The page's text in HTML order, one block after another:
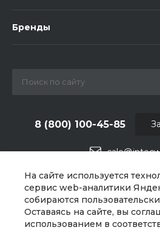
На сайте используется
сервис web-аналитики
собираются
Оставаясь на сайте, вы
использованием в
Бренды
8 (800) 100-45-85
г. Челябинск,